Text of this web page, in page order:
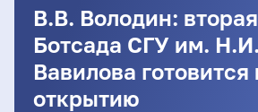
В.В. Володин:
Ботсада СГУ им. Н.И.
Вавилова готовится
открытию